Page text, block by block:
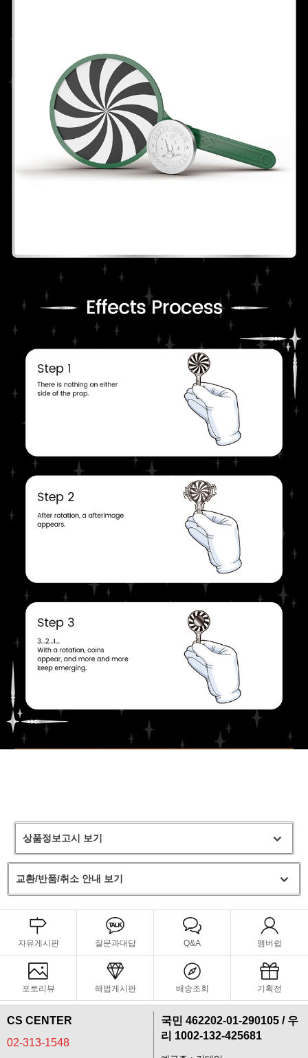
프 하세요!
상품정보고시 보기
교환/반품/취소 안내 보기
자유게시판 질문과대답 Q&A 멤버쉽
포토리뷰 해법게시판 배송조회 기획전
CS CENTER
02-313-1548
국민 462202-01-290105 / 우
리 1002-132-425681